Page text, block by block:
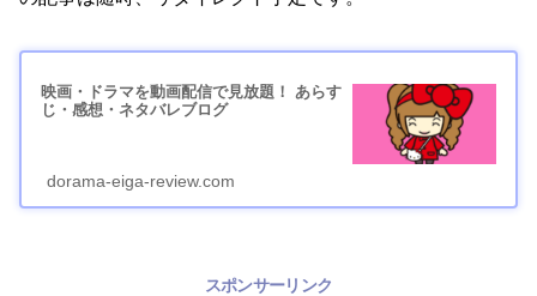
映画・ドラマを動画配信で見放題！ あらす
じ・感想・ネタバレブログ
dorama-eiga-review.com
スポンサーリンク